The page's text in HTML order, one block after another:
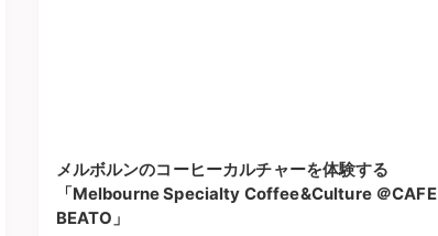
メルボルンのコーヒーカルチャーを体験する
「Melbourne Specialty Coffee&Culture ＠CAFE
BEATO」